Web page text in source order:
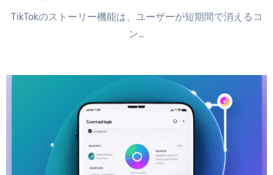
TikTokのストーリー機能は、ユーザーが短期間で消えるコ
ン…